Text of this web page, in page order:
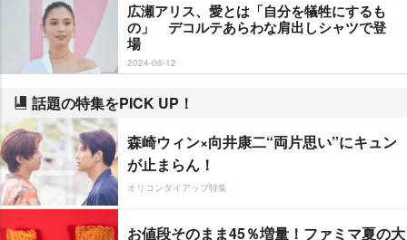
広瀬アリス、愛とは「自分を犠牲にするも
の」 デコルテあらわな肩出しシャツで登
場
2024-06-12
話題の特集をPICK UP！
森崎ウィン×向井康二“両片思い”にキュン
が止まらん！
オリコンタイアップ特集
お値段そのまま45％増量！ファミマ夏の大